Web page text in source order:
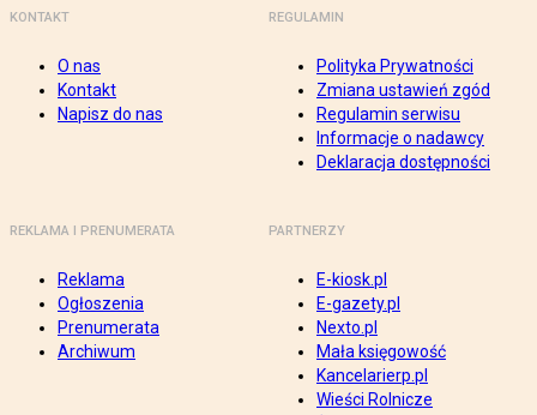
KONTAKT
O nas
Kontakt
Napisz do nas
REGULAMIN
Polityka Prywatności
Zmiana ustawień zgód
Regulamin serwisu
Informacje o nadawcy
Deklaracja dostępności
REKLAMA I PRENUMERATA
Reklama
Ogłoszenia
Prenumerata
Archiwum
PARTNERZY
E-kiosk.pl
E-gazety.pl
Nexto.pl
Mała księgowość
Kancelarierp.pl
Wieści Rolnicze